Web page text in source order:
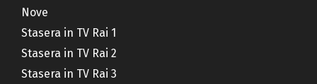
Nove
Stasera in TV Rai 1
Stasera in TV Rai 2
Stasera in TV Rai 3